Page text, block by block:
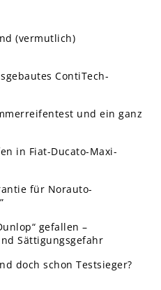
(vermutlich)
ContiTech-
und ein ganz
in Fiat-Ducato-Maxi-
für Norauto-
gefallen –
Sättigungsgefahr
doch schon Testsieger?